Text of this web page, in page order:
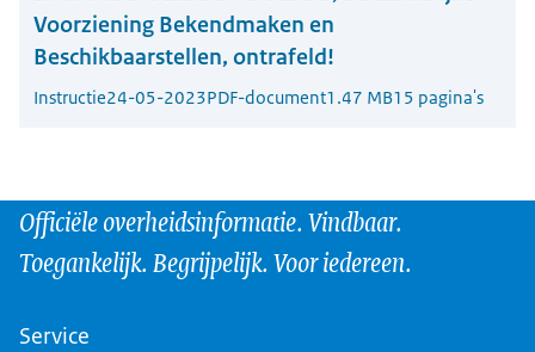
Voorziening Bekendmaken en
Beschikbaarstellen, ontrafeld!
Instructie24-05-2023PDF-document1.47 MB15 pagina's
Officiële overheidsinformatie. Vindbaar.
Toegankelijk. Begrijpelijk. Voor iedereen.
Service